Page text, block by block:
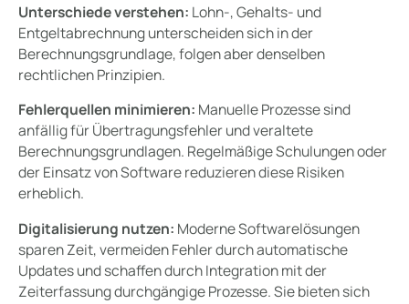
Unterschiede verstehen: Lohn-, Gehalts- und
Entgeltabrechnung unterscheiden sich in der
Berechnungsgrundlage, folgen aber denselben
rechtlichen Prinzipien.
Fehlerquellen minimieren: Manuelle Prozesse sind
anfällig für Übertragungsfehler und veraltete
Berechnungsgrundlagen. Regelmäßige Schulungen oder
der Einsatz von Software reduzieren diese Risiken
erheblich.
Digitalisierung nutzen: Moderne Softwarelösungen
sparen Zeit, vermeiden Fehler durch automatische
Updates und schaffen durch Integration mit der
Zeiterfassung durchgängige Prozesse. Sie bieten sich